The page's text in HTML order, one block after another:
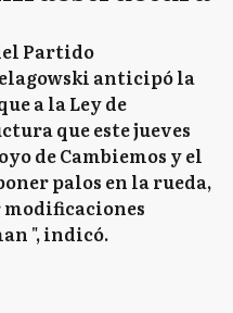
Partido
anticipó la
a la Ley de
que este jueves
de Cambiemos y el
palos en la rueda,
", indicó.